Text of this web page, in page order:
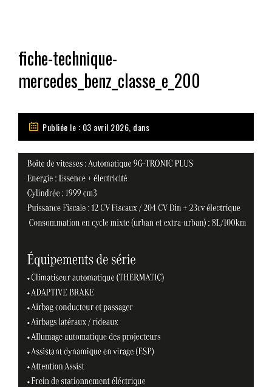
fiche-technique-
mercedes_benz_classe_e_200
Publiée le : 03 avril 2026, dans